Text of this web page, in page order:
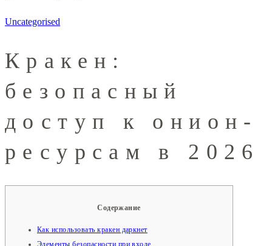
Uncategorised
Кракен:
безопасный
доступ к онион-
ресурсам в 2026
Содержание
Как использовать кракен даркнет
Элементы безопасности при входе